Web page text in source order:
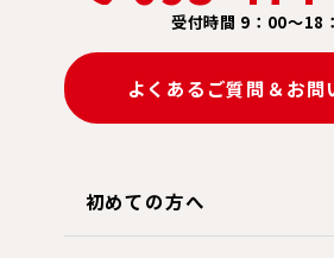
受付時間 9：00～18
よくあるご質問＆お問
初めての方へ